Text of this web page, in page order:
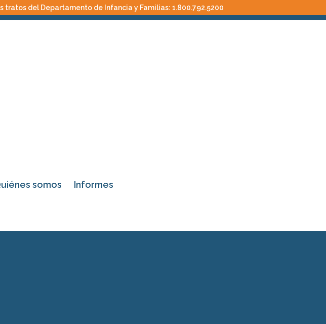
tratos del Departamento de Infancia y Familias: 1.800.792.5200
somos Informes